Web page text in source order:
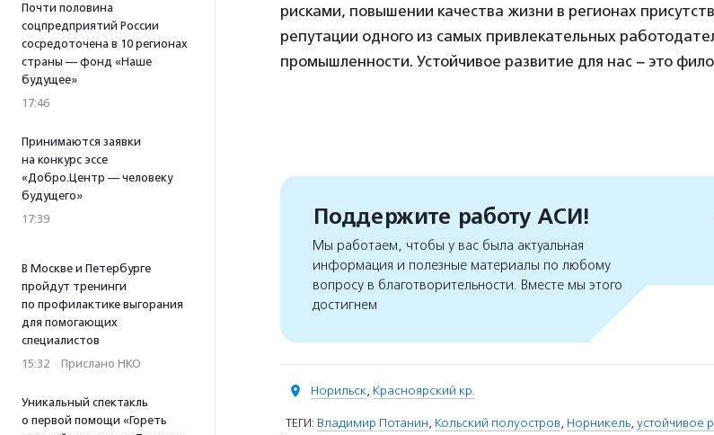
Почти половина
соцпредприятий России
сосредоточена в 10 регионах
страны — фонд «Наше
будущее»
17:46
Принимаются заявки
на конкурс эссе
«Добро.Центр — человеку
будущего»
17:39
В Москве и Петербурге
пройдут тренинги
по профилактике выгорания
для помогающих
специалистов
15:32 · Прислано НКО
Уникальный спектакль
о первой помощи «Гореть
рисками, повышении качества жизни в регионах
репутации одного из самых привлекательных
промышленности. Устойчивое развитие для нас − это
Поддержите работу АСИ!
Мы работаем, чтобы у вас была актуальная
информация и полезные материалы по любому
вопросу в благотворительности. Вместе мы этого
достигнем
Норильск, Красноярский кр.
ТЕГИ: Владимир Потанин, Кольский полуостров, Норникель, устойчивое